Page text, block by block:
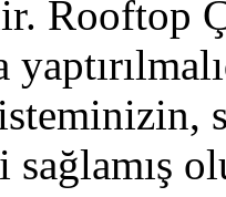
Rooftop
sağlamış